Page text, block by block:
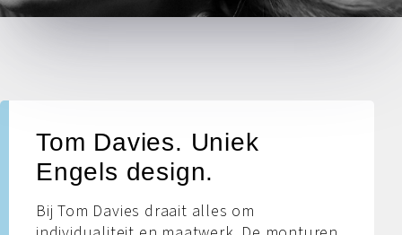
Tom Davies. Uniek
Engels design.
Bij Tom Davies draait alles om